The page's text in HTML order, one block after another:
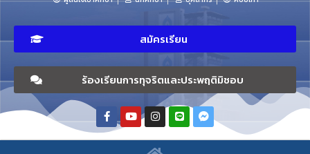
สมัครเรียน
ร้องเรียนการทุจริตและประพฤติมิชอบ